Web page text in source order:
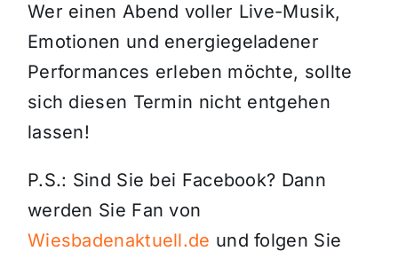
Wer einen Abend voller Live-Musik,
Emotionen und energiegeladener
Performances erleben möchte, sollte
sich diesen Termin nicht entgehen
lassen!
P.S.: Sind Sie bei Facebook? Dann
werden Sie Fan von
Wiesbadenaktuell.de und folgen Sie